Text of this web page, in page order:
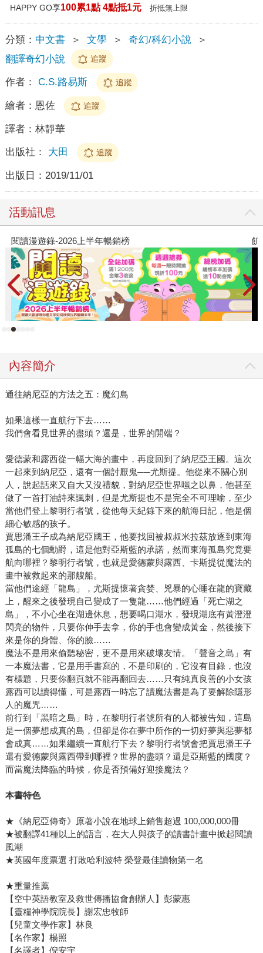
HAPPY GO享100累1點 4點抵1元 折抵無上限
分類： 中文書 ＞ 文學 ＞ 奇幻/科幻小說
＞
翻譯奇幻小說
追蹤
作者： C.S.路易斯 追蹤
繪者： 恩佐 追蹤
譯者： 林靜華
出版社： 大田 追蹤
出版日： 2019/11/01
活動訊息
閱讀漫遊錄-2026上半年暢銷榜 飢
內容簡介
通往納尼亞的方法之五：魔幻島
如果這樣一直航行下去……
我們會看見世界的盡頭？還是，世界的開端？
愛德蒙和露西從一幅大海的畫中，再度回到了納尼亞王國。這次
一起來到納尼亞，還有一個討厭鬼──尤斯提。他從來不關心別
人，說起話來又自大又沒禮貌，對納尼亞世界嗤之以鼻，他甚至
做了一首打油詩來諷刺，但是尤斯提也不是完全不可理喻，至少
當他們登上黎明行者號，從他每天紀錄下來的航海日記，他是個
細心敏感的孩子。
賈思潘王子成為納尼亞國王，他要找回被叔叔米拉茲放逐到東海
孤島的七個勳爵，這是他對亞斯藍的承諾，然而東海孤島究竟要
航向哪裡？黎明行者號，也就是愛德蒙與露西、卡斯提從魔法的
畫中被救起來的那艘船。
當他們途經「龍島」，尤斯提懷著貪婪、兇暴的心睡在龍的寶藏
上，醒來之後發現自己變成了一隻龍……他們經過「死亡湖之
島」，不小心坐在湖邊休息，想要喝口湖水，發現湖底有黃澄澄
閃亮的物件，只要你伸手去拿，你的手也會變成黃金，然後接下
來是你的身體、你的臉……
魔法不是用來偷聽秘密，更不是用來破壞友情。「聲音之島」有
一本魔法書，它是用手書寫的，不是印刷的，它沒有目錄，也沒
有標題，只要你翻頁就不能再翻回去……只有純真良善的小女孩
露西可以讀得懂，可是露西一時忘了讀魔法書是為了要解除隱形
人的魔咒……
前行到「黑暗之島」時，在黎明行者號所有的人都被告知，這島
是一個夢想成真的島，但卻是你在夢中所作的一切好夢與惡夢都
會成真……如果繼續一直航行下去？黎明行者號會把賈思潘王子
還有愛德蒙與露西帶到哪裡？世界的盡頭？還是亞斯藍的國度？
而當魔法降臨的時候，你是否預備好迎接魔法？
本書特色
★《納尼亞傳奇》原著小說在地球上銷售超過 100,000,000冊
★被翻譯41種以上的語言，在大人與孩子的讀書計畫中掀起閱讀
風潮
★英國年度票選 打敗哈利波特 榮登最佳讀物第一名
★重量推薦
【空中英語教室及救世傳播協會創辦人】彭蒙惠
【靈糧神學院院長】謝宏忠牧師
【兒童文學作家】林良
【名作家】楊照
【名譯者】倪安宇